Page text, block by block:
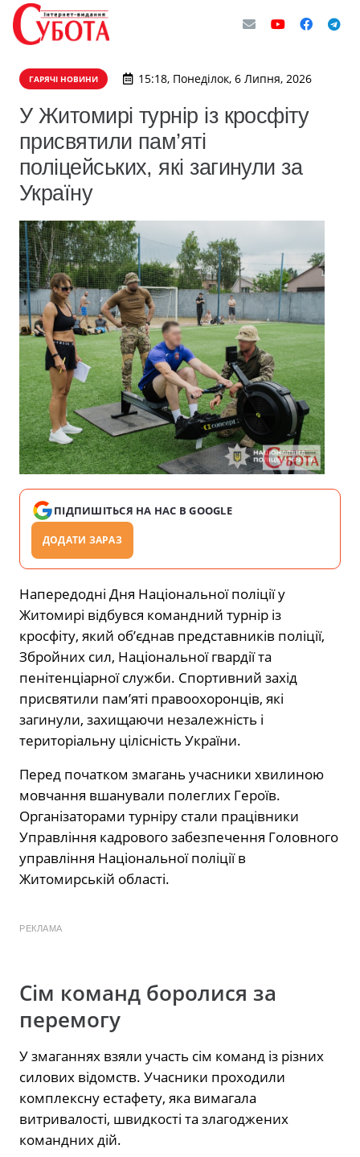
ГАРЯЧІ НОВИНИ 15:18, Понеділок, 6 Липня, 2026
У Житомирі турнір із кросфіту
присвятили пам’яті
поліцейських, які загинули за
Україну
ПІДПИШІТЬСЯ НА НАС В GOOGLE
ДОДАТИ ЗАРАЗ
Напередодні Дня Національної поліції у
Житомирі відбувся командний турнір із
кросфіту, який об’єднав представників поліції,
Збройних сил, Національної гвардії та
пенітенціарної служби. Спортивний захід
присвятили пам’яті правоохоронців, які
загинули, захищаючи незалежність і
територіальну цілісність України.
Перед початком змагань учасники хвилиною
мовчання вшанували полеглих Героїв.
Організаторами турніру стали працівники
Управління кадрового забезпечення Головного
управління Національної поліції в
Житомирській області.
РЕКЛАМА
Сім команд боролися за
перемогу
У змаганнях взяли участь сім команд із різних
силових відомств. Учасники проходили
комплексну естафету, яка вимагала
витривалості, швидкості та злагоджених
командних дій.